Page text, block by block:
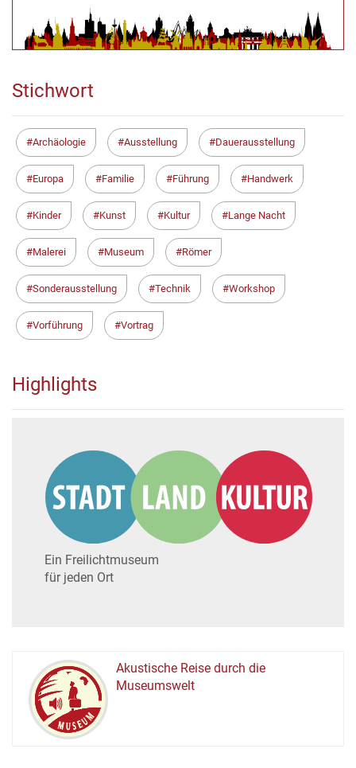
Stichwort
Archäologie Ausstellung Dauerausstellung
Europa Familie Führung Handwerk
Kinder Kunst Kultur Lange Nacht
Malerei Museum Römer
Sonderausstellung Technik Workshop
Vorführung Vortrag
Highlights
Ein Freilichtmuseum
für jeden Ort
MUSEUM
Akustische Reise durch die
Museumswelt